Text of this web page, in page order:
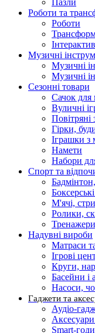
Пазли
Роботи та
Роботи
Музичні
Музичні
Музичні
Сезонні товари
Сачок для
Вуличні
Повітряні
Гірки,
Іграшки з
Намети
Набори
Спорт та
М'ячі,
Ролики,
Надувні вироби
Матраси
Ігрові
Круги,
Басейни і
Насоси,
Гаджети та
Аудіо-
Smart-